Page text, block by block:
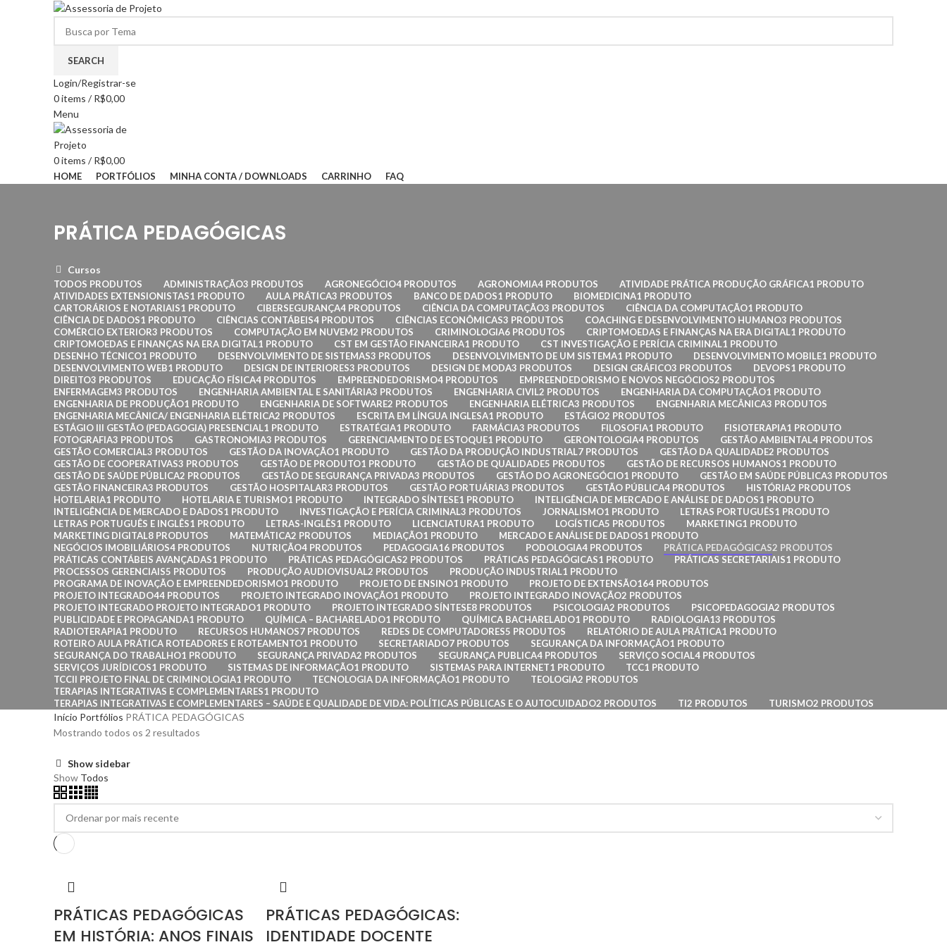
SEARCH
Login/Registrar-se
0items / R$0,00
Menu
0items / R$0,00
HOME PORTFÓLIOS MINHA CONTA / DOWNLOADS CARRINHO FAQ
PRÁTICA PEDAGÓGICAS
Cursos
TODOS PRODUTOS ADMINISTRAÇÃO3 PRODUTOS AGRONEGÓCIO4 PRODUTOS AGRONOMIA4 PRODUTOS ATIVIDADE PRÁTICA PRODUÇÃO GRÁFICA1 PRODUTO
ATIVIDADES EXTENSIONISTAS1 PRODUTO AULA PRÁTICA3 PRODUTOS BANCO DE DADOS1 PRODUTO BIOMEDICINA1 PRODUTO
CARTORÁRIOS E NOTARIAIS1 PRODUTO CIBERSEGURANÇA4 PRODUTOS CIÊNCIA DA COMPUTAÇÃO3 PRODUTOS CIÊNCIA DA COMPUTAÇÃO1 PRODUTO
CIÊNCIA DE DADOS1 PRODUTO CIÊNCIAS CONTÁBEIS4 PRODUTOS CIÊNCIAS ECONÔMICAS3 PRODUTOS COACHING E DESENVOLVIMENTO HUMANO3 PRODUTOS
COMÉRCIO EXTERIOR3 PRODUTOS COMPUTAÇÃO EM NUVEM2 PRODUTOS CRIMINOLOGIA6 PRODUTOS CRIPTOMOEDAS E FINANÇAS NA ERA DIGITAL1 PRODUTO
CRIPTOMOEDAS E FINANÇAS NA ERA DIGITAL1 PRODUTO CST EM GESTÃO FINANCEIRA1 PRODUTO CST INVESTIGAÇÃO E PERÍCIA CRIMINAL1 PRODUTO
DESENHO TÉCNICO1 PRODUTO DESENVOLVIMENTO DE SISTEMAS3 PRODUTOS DESENVOLVIMENTO DE UM SISTEMA1 PRODUTO DESENVOLVIMENTO MOBILE1 PRODUTO
DESENVOLVIMENTO WEB1 PRODUTO DESIGN DE INTERIORES3 PRODUTOS DESIGN DE MODA3 PRODUTOS DESIGN GRÁFICO3 PRODUTOS DEVOPS1 PRODUTO
DIREITO3 PRODUTOS EDUCAÇÃO FÍSICA4 PRODUTOS EMPREENDEDORISMO4 PRODUTOS EMPREENDEDORISMO E NOVOS NEGÓCIOS2 PRODUTOS
ENFERMAGEM3 PRODUTOS ENGENHARIA AMBIENTAL E SANITÁRIA3 PRODUTOS ENGENHARIA CIVIL2 PRODUTOS ENGENHARIA DA COMPUTAÇÃO1 PRODUTO
ENGENHARIA DE PRODUÇÃO1 PRODUTO ENGENHARIA DE SOFTWARE2 PRODUTOS ENGENHARIA ELÉTRICA3 PRODUTOS ENGENHARIA MECÂNICA3 PRODUTOS
ENGENHARIA MECÂNICA/ ENGENHARIA ELÉTRICA2 PRODUTOS ESCRITA EM LÍNGUA INGLESA1 PRODUTO ESTÁGIO2 PRODUTOS
ESTÁGIO III GESTÃO (PEDAGOGIA) PRESENCIAL1 PRODUTO ESTRATÉGIA1 PRODUTO FARMÁCIA3 PRODUTOS FILOSOFIA1 PRODUTO FISIOTERAPIA1 PRODUTO
FOTOGRAFIA3 PRODUTOS GASTRONOMIA3 PRODUTOS GERENCIAMENTO DE ESTOQUE1 PRODUTO GERONTOLOGIA4 PRODUTOS GESTÃO AMBIENTAL4 PRODUTOS
GESTÃO COMERCIAL3 PRODUTOS GESTÃO DA INOVAÇÃO1 PRODUTO GESTÃO DA PRODUÇÃO INDUSTRIAL7 PRODUTOS GESTÃO DA QUALIDADE2 PRODUTOS
GESTÃO DE COOPERATIVAS3 PRODUTOS GESTÃO DE PRODUTO1 PRODUTO GESTÃO DE QUALIDADE5 PRODUTOS GESTÃO DE RECURSOS HUMANOS1 PRODUTO
GESTÃO DE SAÚDE PÚBLICA2 PRODUTOS GESTÃO DE SEGURANÇA PRIVADA3 PRODUTOS GESTÃO DO AGRONEGÓCIO1 PRODUTO GESTÃO EM SAÚDE PÚBLICA3 PRODUTOS
GESTÃO FINANCEIRA3 PRODUTOS GESTÃO HOSPITALAR3 PRODUTOS GESTÃO PORTUÁRIA3 PRODUTOS GESTÃO PÚBLICA4 PRODUTOS HISTÓRIA2 PRODUTOS
HOTELARIA1 PRODUTO HOTELARIA E TURISMO1 PRODUTO INTEGRADO SÍNTESE1 PRODUTO INTELIGÊNCIA DE MERCADO E ANÁLISE DE DADOS1 PRODUTO
INTELIGÊNCIA DE MERCADO E DADOS1 PRODUTO INVESTIGAÇÃO E PERÍCIA CRIMINAL3 PRODUTOS JORNALISMO1 PRODUTO LETRAS PORTUGUÊS1 PRODUTO
LETRAS PORTUGUÊS E INGLÊS1 PRODUTO LETRAS-INGLÊS1 PRODUTO LICENCIATURA1 PRODUTO LOGÍSTICA5 PRODUTOS MARKETING1 PRODUTO
MARKETING DIGITAL8 PRODUTOS MATEMÁTICA2 PRODUTOS MEDIAÇÃO1 PRODUTO MERCADO E ANÁLISE DE DADOS1 PRODUTO
NEGÓCIOS IMOBILIÁRIOS4 PRODUTOS NUTRIÇÃO4 PRODUTOS PEDAGOGIA16 PRODUTOS PODOLOGIA4 PRODUTOS PRÁTICA PEDAGÓGICAS2 PRODUTOS
PRÁTICAS CONTÁBEIS AVANÇADAS1 PRODUTO PRÁTICAS PEDAGÓGICAS2 PRODUTOS PRÁTICAS PEDAGÓGICAS1 PRODUTO PRÁTICAS SECRETARIAIS1 PRODUTO
PROCESSOS GERENCIAIS5 PRODUTOS PRODUÇÃO AUDIOVISUAL2 PRODUTOS PRODUÇÃO INDUSTRIAL1 PRODUTO
PROGRAMA DE INOVAÇÃO E EMPREENDEDORISMO1 PRODUTO PROJETO DE ENSINO1 PRODUTO PROJETO DE EXTENSÃO164 PRODUTOS
PROJETO INTEGRADO44 PRODUTOS PROJETO INTEGRADO INOVAÇÃO1 PRODUTO PROJETO INTEGRADO INOVAÇÃO2 PRODUTOS
PROJETO INTEGRADO PROJETO INTEGRADO1 PRODUTO PROJETO INTEGRADO SÍNTESE8 PRODUTOS PSICOLOGIA2 PRODUTOS PSICOPEDAGOGIA2 PRODUTOS
PUBLICIDADE E PROPAGANDA1 PRODUTO QUÍMICA – BACHARELADO1 PRODUTO QUÍMICA BACHARELADO1 PRODUTO RADIOLOGIA13 PRODUTOS
RADIOTERAPIA1 PRODUTO RECURSOS HUMANOS7 PRODUTOS REDES DE COMPUTADORES5 PRODUTOS RELATÓRIO DE AULA PRÁTICA1 PRODUTO
ROTEIRO AULA PRÁTICA ROTEADORES E ROTEAMENTO1 PRODUTO SECRETARIADO7 PRODUTOS SEGURANÇA DA INFORMAÇÃO1 PRODUTO
SEGURANÇA DO TRABALHO1 PRODUTO SEGURANÇA PRIVADA2 PRODUTOS SEGURANÇA PUBLICA4 PRODUTOS SERVIÇO SOCIAL4 PRODUTOS
SERVIÇOS JURÍDICOS1 PRODUTO SISTEMAS DE INFORMAÇÃO1 PRODUTO SISTEMAS PARA INTERNET1 PRODUTO TCC1 PRODUTO
TCCII PROJETO FINAL DE CRIMINOLOGIA1 PRODUTO TECNOLOGIA DA INFORMAÇÃO1 PRODUTO TEOLOGIA2 PRODUTOS
TERAPIAS INTEGRATIVAS E COMPLEMENTARES1 PRODUTO
TERAPIAS INTEGRATIVAS E COMPLEMENTARES – SAÚDE E QUALIDADE DE VIDA: POLÍTICAS PÚBLICAS E O AUTOCUIDADO2 PRODUTOS TI2 PRODUTOS TURISMO2 PRODUTOS
Início Portfólios PRÁTICA PEDAGÓGICAS
Mostrando todos os 2 resultados
Show sidebar
Show Todos
PRÁTICAS PEDAGÓGICAS
EM HISTÓRIA: ANOS FINAIS
PRÁTICAS PEDAGÓGICAS:
IDENTIDADE DOCENTE